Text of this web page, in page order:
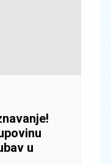
u